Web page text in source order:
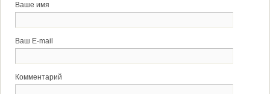
Ваше имя
Ваш E-mail
Комментарий